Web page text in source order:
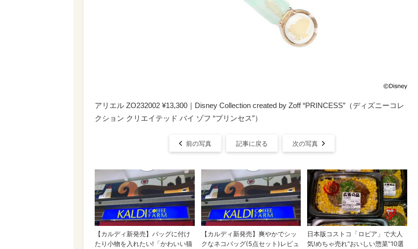
アリエル ZO232002 ¥13,300｜Disney Collection created by Zoff “PRINCESS”（ディズニーコレ
クション クリエイテッド バイ ゾフ “プリンセス”）
前の写真 記事に戻る 次の写真